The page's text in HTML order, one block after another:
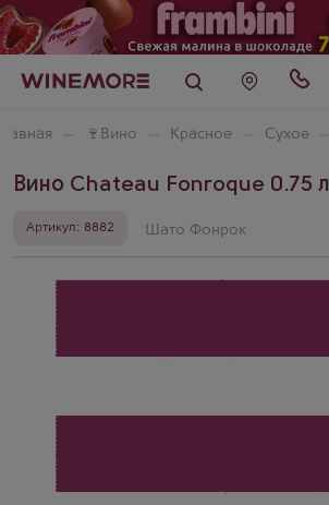
🍷 Вино Красное Сухое
Вино Chateau Fonroque 0.75 л
Артикул: 8882 Шато Фонрок